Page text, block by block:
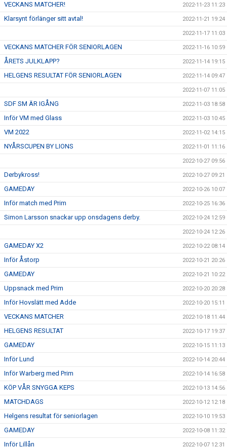
VECKANS MATCHER! 2022-11-23 11:23
Klarsynt förlänger sitt avtal! 2022-11-21 19:24
2022-11-17 11:03
VECKANS MATCHER FÖR SENIORLAGEN 2022-11-16 10:59
ÅRETS JULKLAPP? 2022-11-14 19:15
HELGENS RESULTAT FÖR SENIORLAGEN 2022-11-14 09:47
2022-11-07 11:05
SDF SM ÄR IGÅNG 2022-11-03 18:58
Inför VM med Glass 2022-11-03 10:45
VM 2022 2022-11-02 14:15
NYÅRSCUPEN BY LIONS 2022-11-01 11:16
2022-10-27 09:56
Derbykross! 2022-10-27 09:21
GAMEDAY 2022-10-26 10:07
Inför match med Prim 2022-10-25 16:36
Simon Larsson snackar upp onsdagens derby. 2022-10-24 12:59
2022-10-24 12:26
GAMEDAY X2 2022-10-22 08:14
Inför Åstorp 2022-10-21 20:26
GAMEDAY 2022-10-21 10:22
Uppsnack med Prim 2022-10-20 20:28
Inför Hovslätt med Adde 2022-10-20 15:11
VECKANS MATCHER 2022-10-18 11:44
HELGENS RESULTAT 2022-10-17 19:37
GAMEDAY 2022-10-15 11:13
Inför Lund 2022-10-14 20:44
Inför Warberg med Prim 2022-10-14 16:58
KÖP VÅR SNYGGA KEPS 2022-10-13 14:56
MATCHDAGS 2022-10-12 12:18
Helgens resultat för seniorlagen 2022-10-10 19:53
GAMEDAY 2022-10-08 11:32
Inför Lillån 2022-10-07 12:31